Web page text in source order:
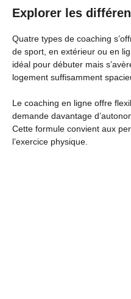
Explorer les
Quatre types de coaching
de sport, en extérieur ou en
idéal pour débuter mais
logement suffisamment
Le coaching en ligne offre
demande davantage
Cette formule convient aux
l’exercice physique.